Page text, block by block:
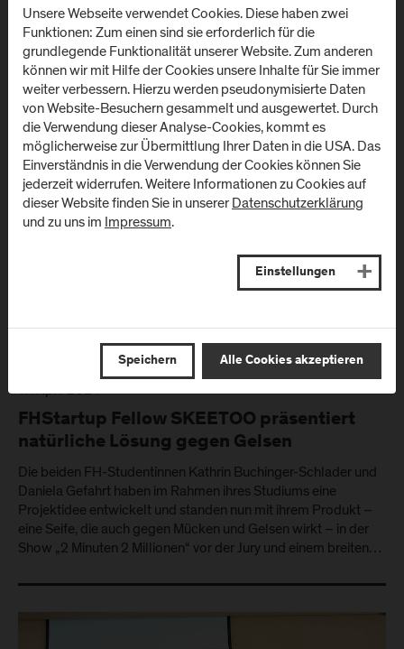
inspirierende Wanderausstellung des Bundespreises
Ecodesign 2023 macht Halt am Campus Kuchl. Von 18. April
bis 23. Mai 2024 haben Besucher*innen die Möglichkeit,
Design-Projekte zu entdecken, die Umweltverträglichkeit und
Ästhetik auf…
17. April 2024
FHStartup Fellow SKEETOO präsentiert
natürliche Lösung gegen Gelsen
Die beiden FH-Studentinnen Kathrin Buchinger-Schlader und
Daniela Gefahrt haben im Rahmen ihres Studiums eine
Projektidee entwickelt und standen nun mit ihrem Produkt –
eine Seife, die auch gegen Mücken und Gelsen wirkt – in der
Show „2 Minuten 2 Millionen“ vor der Jury und einem breiten…
Unsere Webseite verwendet Cookies. Diese haben zwei
Funktionen: Zum einen sind sie erforderlich für die
grundlegende Funktionalität unserer Website. Zum anderen
können wir mit Hilfe der Cookies unsere Inhalte für Sie immer
weiter verbessern. Hierzu werden pseudonymisierte Daten
von Website-Besuchern gesammelt und ausgewertet. Durch
die Verwendung dieser Analyse-Cookies, kommt es
möglicherweise zur Übermittlung Ihrer Daten in die USA. Das
Einverständnis in die Verwendung der Cookies können Sie
jederzeit widerrufen. Weitere Informationen zu Cookies auf
dieser Website finden Sie in unsererDatenschutzerklärung
und zu uns im Impressum.
Einstellungen
Speichern Alle Cookies akzeptieren